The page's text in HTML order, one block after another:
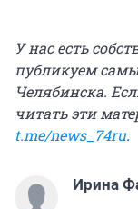
У нас есть
публикуем
Челябинска.
читать эти
t.me/news_74ru.
Ирина